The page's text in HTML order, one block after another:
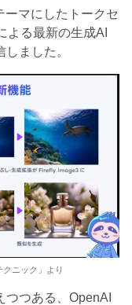
ーマにしたトークセ
よる最新の生成AI
ました。
クニック」より
つある、OpenAI